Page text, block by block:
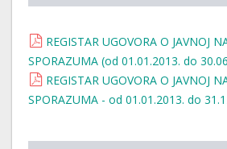
REGISTAR UGOVORA O JAVNOJ
SPORAZUMA (od 01.01.2013. do
REGISTAR UGOVORA O JAVNOJ
SPORAZUMA - od 01.01.2013. do